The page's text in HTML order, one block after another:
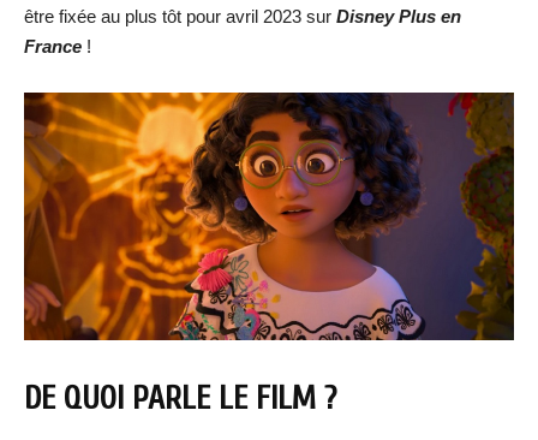
être fixée au plus tôt pour avril 2023 sur Disney Plus en
France !
DE QUOI PARLE LE FILM ?